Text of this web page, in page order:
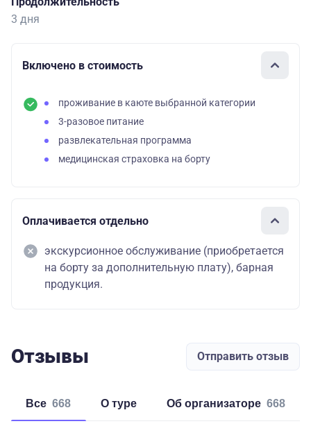
3 дня
Включено в стоимость
проживание в каюте выбранной категории
3-разовое питание
развлекательная программа
медицинская страховка на борту
Оплачивается отдельно
экскурсионное обслуживание (приобретается
на борту за дополнительную плату), барная
продукция.
Отзывы Отправить отзыв
Все 668 о туре об организаторе 668